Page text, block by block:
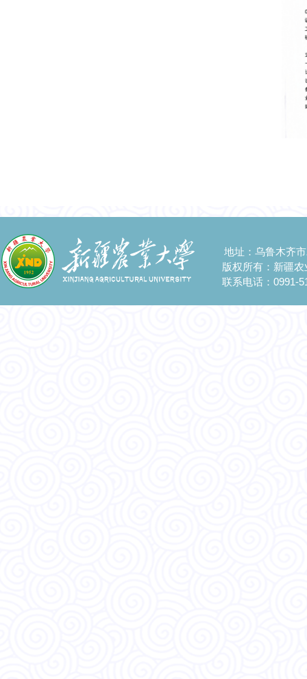
地址：乌鲁木齐
版权所有：新疆
联系电话：0991-